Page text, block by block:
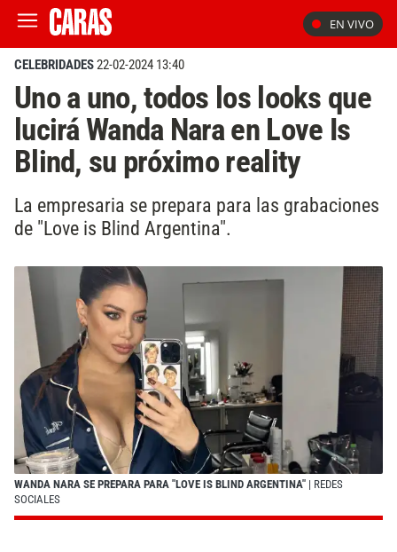
EN VIVO
CELEBRIDADES22-02-2024 13:40
Uno a uno, todos los looks que
lucirá Wanda Nara en Love Is
Blind, su próximo reality
La empresaria se prepara para las grabaciones
de "Love is Blind Argentina".
WANDA NARA SE PREPARA PARA "LOVE IS BLIND ARGENTINA" | REDES
SOCIALES